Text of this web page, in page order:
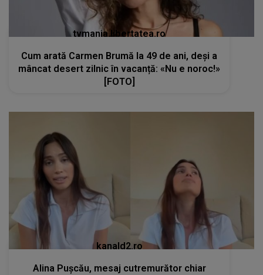
tvmania.libertatea.ro
Cum arată Carmen Brumă la 49 de ani, deși a
mâncat desert zilnic în vacanță: «Nu e noroc!»
[FOTO]
kanald2.ro
Alina Pușcău, mesaj cutremurător chiar